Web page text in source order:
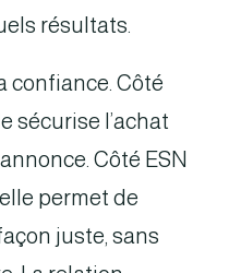
résultats.
confiance. Côté
sécurise l’achat
Côté ESN
permet de
juste, sans